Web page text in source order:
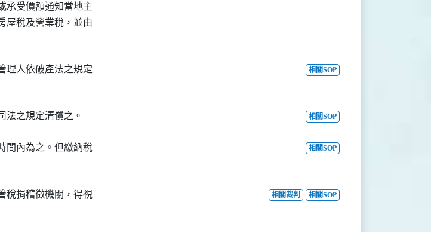
承受價額通知當地主
屋稅及營業稅，並由
理人依破產法之規定
相關SOP
法之規定清償之。 相關SOP
間內為之。但繳納稅
相關SOP
稅捐稽徵機關，得視
相關裁判 相關SOP